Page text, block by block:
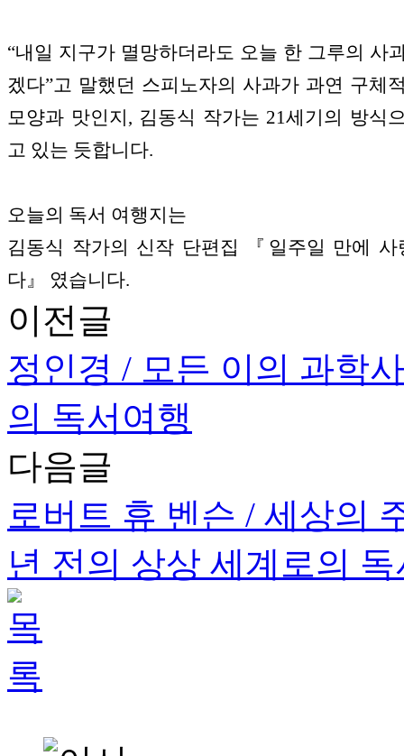
“내일 지구가 멸망하더라도 오늘 한 그루의 사
겠다”고 말했던 스피노자의 사과가 과연 구체
모양과 맛인지, 김동식 작가는 21세기의 방식
고 있는 듯합니다.
오늘의 독서 여행지는
김동식 작가의 신작 단편집 『일주일 만에
다』 였습니다.
이전글
정인경 / 모든 이의 과학
의 독서여행
다음글
로버트 휴 벤슨 / 세상의
년 전의 상상 세계로의